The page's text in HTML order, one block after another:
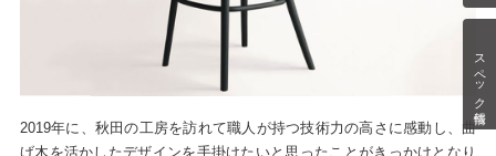
スペック情報
2019年に、秋田の工房を訪れて職人が持つ技術力の高さに感動し、曲
げ木を活かしたデザインを手掛けたいと思ったことがきっかけとなり